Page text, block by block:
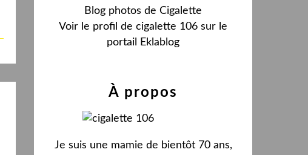
Blog photos de Cigalette
Voir le profil de cigalette 106 sur le
portail Eklablog
À propos
Je suis une mamie de bientôt 70 ans,